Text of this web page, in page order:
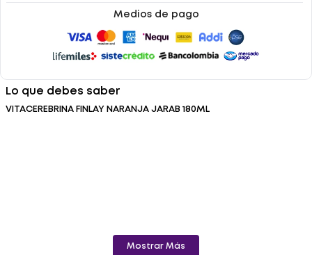
Medios de pago
Lo que debes saber
VITACEREBRINA FINLAY NARANJA JARAB 180ML
Mostrar Más